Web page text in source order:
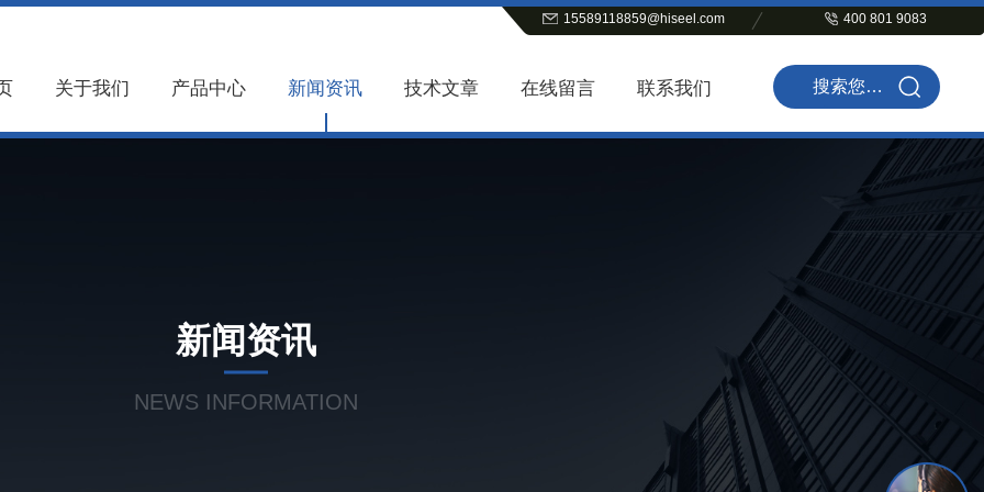
15589118859@hiseel.com 400 801 9083
关于我们 产品中心 新闻资讯 技术文章 在线留言 联系我们
新闻资讯
NEWS INFORMATION